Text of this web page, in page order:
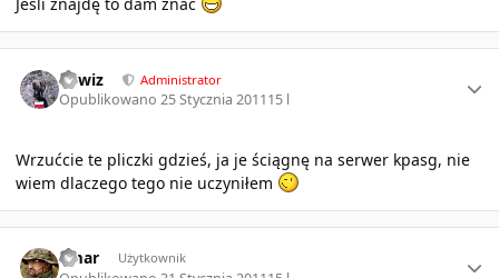
Jeśli znajdę to dam znać
sirwiz Administrator
Opublikowano25 Stycznia 201115 l
Wrzućcie te pliczki gdzieś, ja je ściągnę na serwer kpasg, nie
wiem dlaczego tego nie uczyniłem
amar Użytkownik